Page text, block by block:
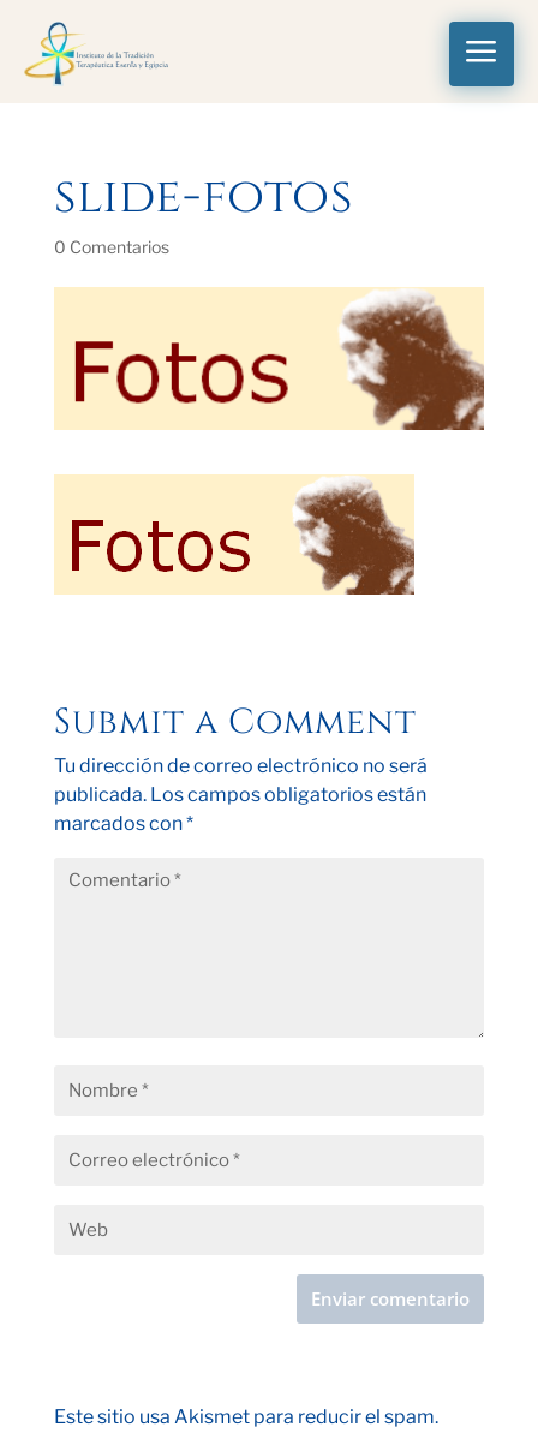
a
slide-fotos
0 Comentarios
Submit a Comment
Tu dirección de correo electrónico no será
publicada. Los campos obligatorios están
marcados con*
Este sitio usa Akismet para reducir el spam.